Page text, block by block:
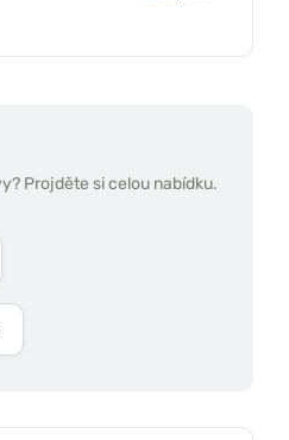
Projděte si celou nabídku.